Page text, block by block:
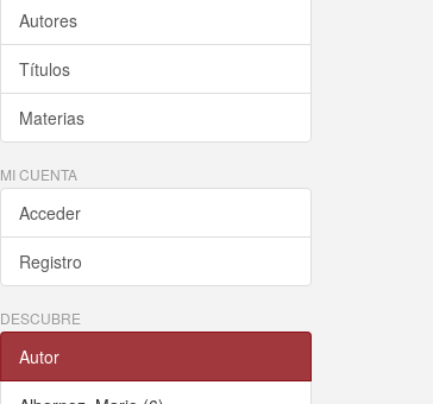
Autores
Títulos
Materias
MI CUENTA
Acceder
Registro
DESCUBRE
Autor